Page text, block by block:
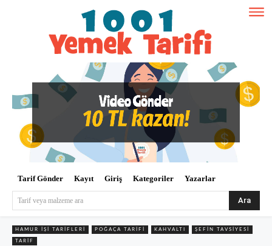
Tarif Gönder Kayıt Giriş Kategoriler Yazarlar
Tarif veya malzeme ara Ara
HAMUR İŞI TARIFLERI POĞAÇA TARIFI KAHVALTI ŞEFIN TAVSIYESI
TARIF